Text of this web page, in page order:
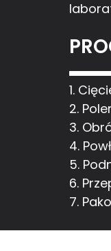
1.
2.
3.
4.
5.
6.
7.